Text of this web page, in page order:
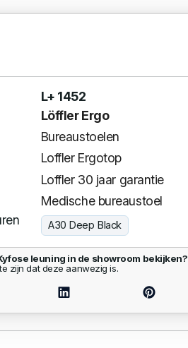
L+ 1452
Löffler Ergo
Bureaustoelen
Loffler Ergotop
Loffler 30 jaar garantie
Medische bureaustoel
A30 Deep Black
leuning in de showroom bekijken?
zijn dat deze aanwezig is.